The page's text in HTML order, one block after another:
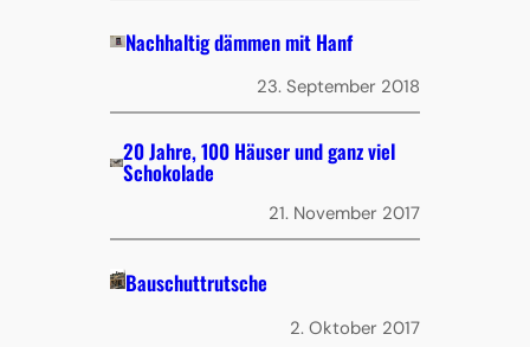
Nachhaltig dämmen mit Hanf
23. September 2018
20 Jahre, 100 Häuser und ganz viel
Schokolade
21. November 2017
Bauschuttrutsche
2. Oktober 2017